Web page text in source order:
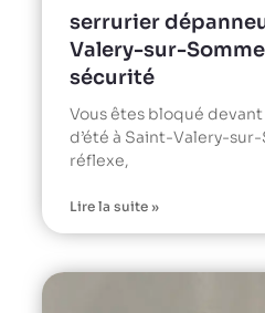
serrurier
Valery-sur-
sécurité
Vous êtes bloqué
d’été à Saint-Valery-
réflexe,
Lire la suite »